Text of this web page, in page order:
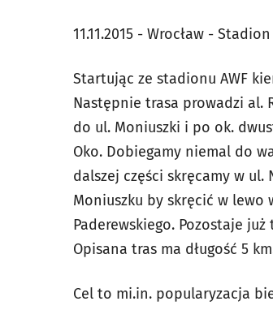
11.11.2015 - Wrocław -
Startując ze stadionu AWF
Następnie trasa prowadzi al.
do ul. Moniuszki i po ok.
Oko. Dobiegamy niemal do
dalszej części skręcamy w
Moniuszku by skręcić w lewo
Paderewskiego. Pozostaje
Opisana tras ma długość 5
Cel to mi.in. popularyzacja